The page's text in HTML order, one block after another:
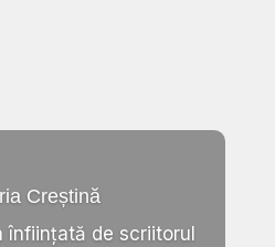
Creștină
înființată de scriitorul